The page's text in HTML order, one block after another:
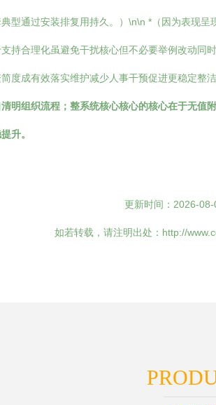
型通过安装排复用持久。）\n\n *（因为表现
持合理化虽避免干扰核心但不必要举例改动
度成有效落实维护减少人事干预促进更稳定
明组织流程；整系统核心核心的核心在于无值
升。
更新时间：2026-
如若转载，请注明出处：http://